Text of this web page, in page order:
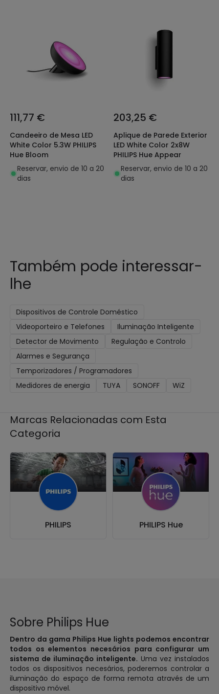
111,77 €
Candeeiro de Mesa LED
White Color 5.3W PHILIPS
Hue Bloom
Reservar, envio de 10 a 20
dias
203,25 €
Aplique de Parede Exterior
LED White Color 2x8W
PHILIPS Hue Appear
Reservar, envio de 10 a 20
dias
Também pode interessar-
lhe
Dispositivos de Controle Doméstico
Videoporteiro e Telefones
Iluminação Inteligente
Detector de Movimento
Regulação e Controlo
Alarmes e Segurança
Temporizadores / Programadores
Medidores de energia
TUYA SONOFF WiZ
Marcas Relacionadas com Esta
Categoria
PHILIPS PHILIPS Hue
Sobre Philips Hue
Dentro da gama Philips Hue lights podemos encontrar
todos os elementos necesários para configurar um
sistema de iluminação inteligente. Uma vez instalados
todos os dispositivos necesários, poderemos controlar a
iluminação do espaço de forma remota através de um
dispositivo móvel.